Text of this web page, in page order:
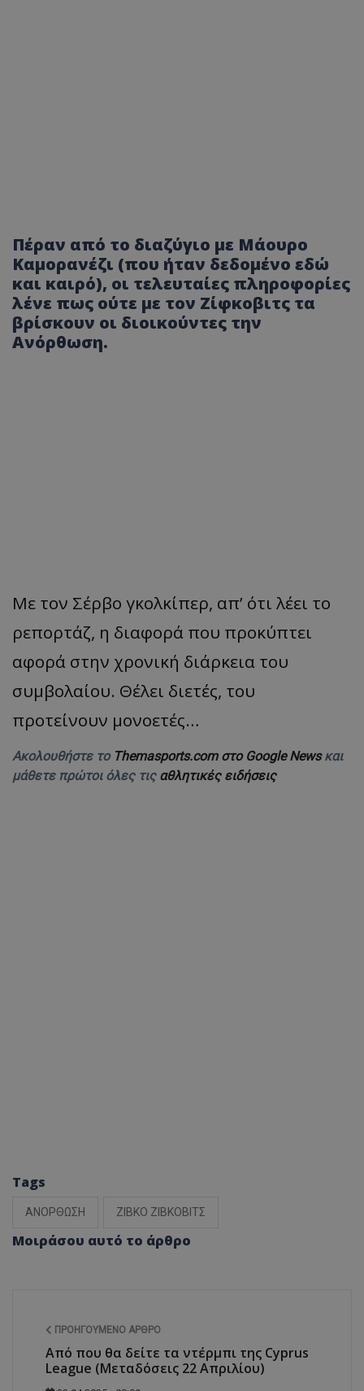
Πέραν από το διαζύγιο με Μάουρο
Καμορανέζι (που ήταν δεδομένο εδώ
και καιρό), οι τελευταίες πληροφορίες
λένε πως ούτε με τον Ζίφκοβιτς τα
βρίσκουν οι διοικούντες την
Ανόρθωση.
Με τον Σέρβο γκολκίπερ, απ’ ότι λέει το
ρεπορτάζ, η διαφορά που προκύπτει
αφορά στην χρονική διάρκεια του
συμβολαίου. Θέλει διετές, του
προτείνουν μονοετές…
Ακολουθήστε το Themasports.com στο Google Newsκαι
μάθετε πρώτοι όλες τις αθλητικές ειδήσεις
Tags
ΑΝΟΡΘΩΣΗ ΖΙΒΚΟ ΖΙΒΚΟΒΙΤΣ
Μοιράσου αυτό το άρθρο
ΠΡΟΗΓΟΎΜΕΝΟ ΆΡΘΡΟ
Από που θα δείτε τα ντέρμπι της Cyprus
League (Μεταδόσεις 22 Απριλίου)